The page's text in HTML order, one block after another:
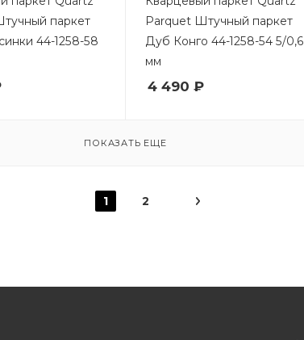
паркет
44-1258-58
Parquet Штучный паркет
Дуб Конго 44-1258-54 5/0,6
мм
4 490 ₽
ПОКАЗАТЬ ЕЩЕ
1 2